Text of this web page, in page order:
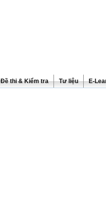
Đề thi & Kiểm tra Tư liệu E-